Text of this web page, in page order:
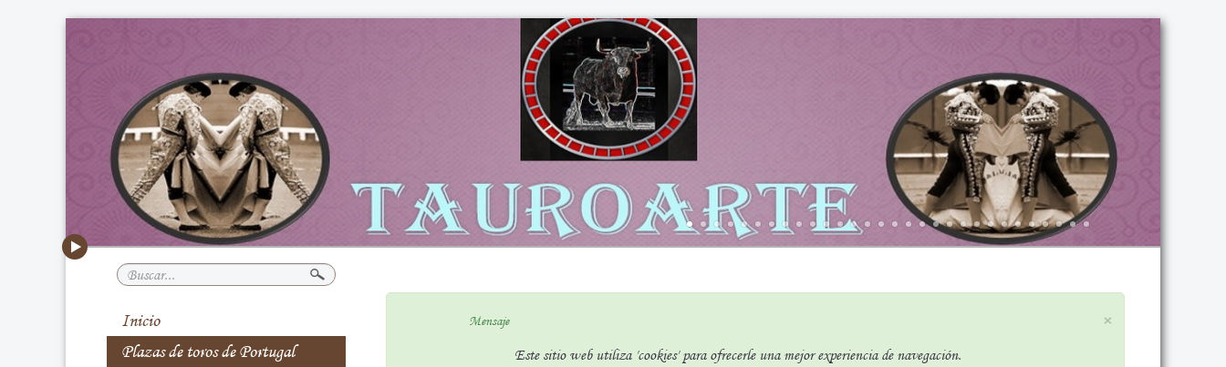
Buscar...
Inicio
Plazas de toros de Portugal
×
Mensaje
Este sitio web utiliza 'cookies' para ofrecerle una mejor experiencia de navegación.